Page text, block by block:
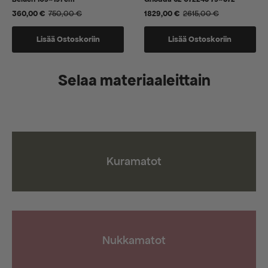
750,00€
Alkuperäinen
hinta
360,00€
Nykyinen
hinta
Lisää Ostoskoriin
2615,00€
Alkuperäinen
hinta
1829,00€
Nykyinen
hinta
Lisää Ostoskoriin
Selaa materiaaleittain
Kuramatot
Nukkamatot